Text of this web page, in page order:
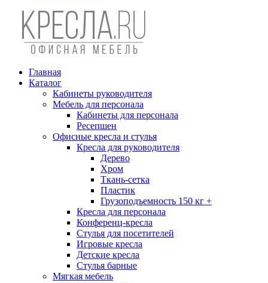
Главная
Каталог
Кабинеты руководителя
Мебель для персонала
Кабинеты для персонала
Ресепшен
Офисные кресла и стулья
Кресла для руководителя
Дерево
Хром
Ткань-сетка
Пластик
Грузоподъемность 150 кг +
Кресла для персонала
Конференц-кресла
Стулья для посетителей
Игровые кресла
Детские кресла
Стулья барные
Мягкая мебель